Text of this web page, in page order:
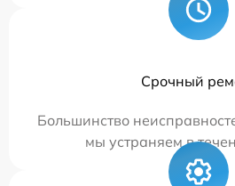
Срочный
Большинство
мы устраняем в